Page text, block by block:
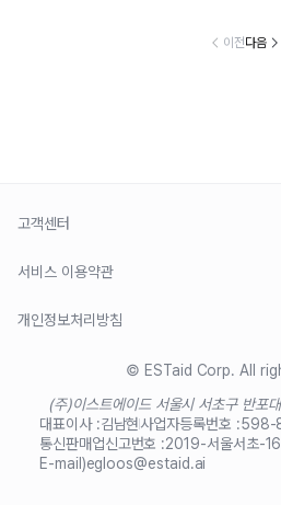
이전다음
고객센터
서비스 이용약관
개인정보처리방침
© ESTaid Corp. All
(주)이스트에이드 서울시 서초구 반포
대표이사 :김남현사업자등록번호 :598-
통신판매업신고번호 :2019-서울서초-
E-mail)egloos@estaid.ai